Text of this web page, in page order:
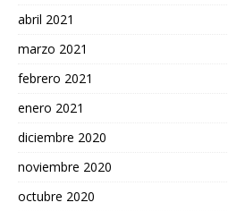
abril 2021
marzo 2021
febrero 2021
enero 2021
diciembre 2020
noviembre 2020
octubre 2020